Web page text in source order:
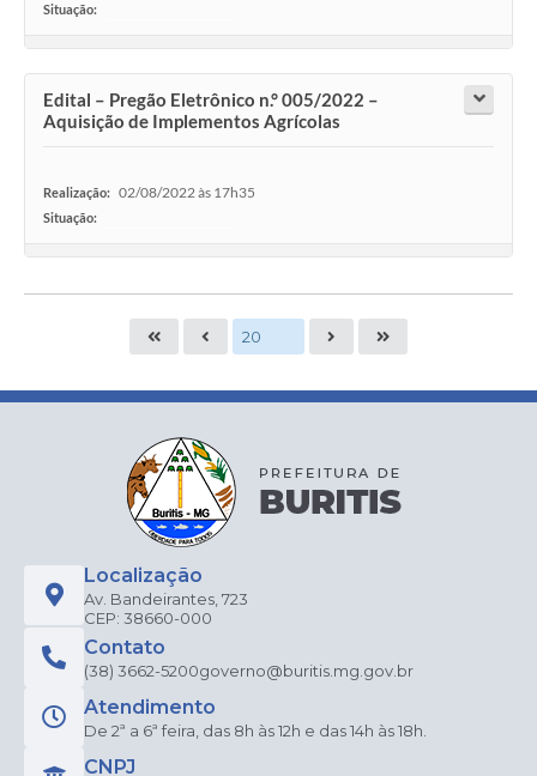
Situação:
Edital – Pregão Eletrônico n.° 005/2022 –
Aquisição de Implementos Agrícolas
Realização: 02/08/2022 às 17h35
Situação:
Localização
Av. Bandeirantes, 723
CEP: 38660-000
Contato
(38) 3662-5200governo@buritis.mg.gov.br
Atendimento
De 2ª a 6ª feira, das 8h às 12h e das 14h às 18h.
CNPJ